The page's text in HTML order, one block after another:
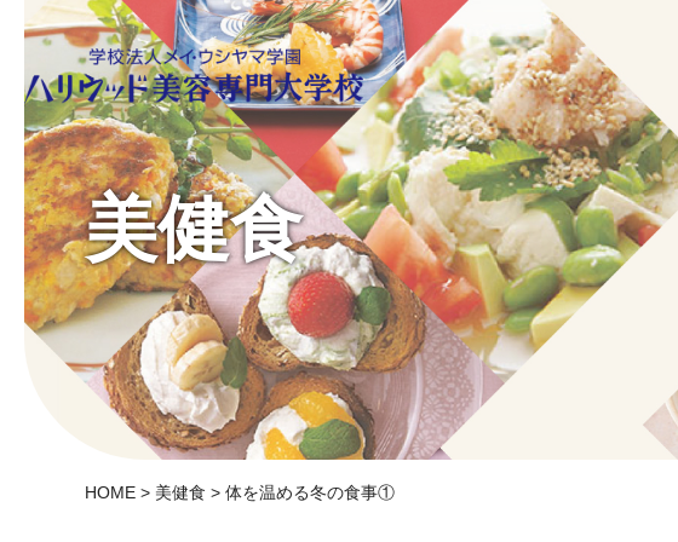
美健食
HOME > 美健食 > 体を温める冬の食事①